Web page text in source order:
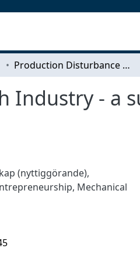
Production Disturbance Handling in Swedish Industry - a survey study
Industry - a
(nyttiggörande),
, Mechanical